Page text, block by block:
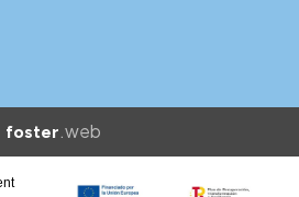
foster.web